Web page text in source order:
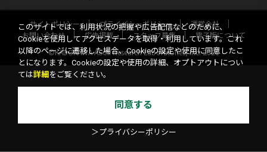
サイトポリシー プライバシーポリシー
運営会社
お問い合わせ
広告掲載 スタッフ募集
電子版について
©KADOKAWA ASCII Research Laboratories, Inc. 2026
このサイトでは、利用状況の把握や広告配信などのために、
Cookieを使用してアクセスデータを取得・利用しています。これ
以降のページに遷移した場合、Cookieの設定や使用に同意したこ
とになります。Cookieの設定や使用の詳細、オプトアウトについ
ては詳細 をご覧ください。
同意する
＞プライバシーポリシー